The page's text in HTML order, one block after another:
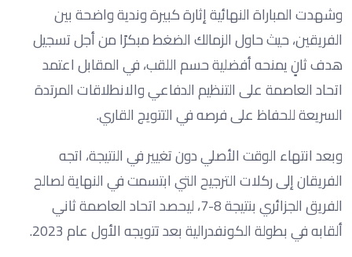
وشهدت المباراة النهائية إثارة كبيرة وندية واضحة بين
الفريقين، حيث حاول الزمالك الضغط مبكرًا من أجل تسجيل
هدف ثانٍ يمنحه أفضلية حسم اللقب، في المقابل اعتمد
اتحاد العاصمة على التنظيم الدفاعي والانطلاقات المرتدة
السريعة للحفاظ على فرصه في التتويج القاري.
وبعد انتهاء الوقت الأصلي دون تغيير في النتيجة، اتجه
الفريقان إلى ركلات الترجيح التي ابتسمت في النهاية لصالح
الفريق الجزائري بنتيجة 8-7، ليحصد اتحاد العاصمة ثاني
ألقابه في بطولة الكونفدرالية بعد تتويجه الأول عام 2023.